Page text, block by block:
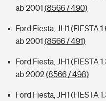
ab 2001 (8566 / 490)
Ford Fiesta, JH1 (FIESTA
ab 2001 (8566 / 491)
Ford Fiesta, JH1 (FIESTA
ab 2002(8566 / 498)
Ford Fiesta, JH1 (FIESTA